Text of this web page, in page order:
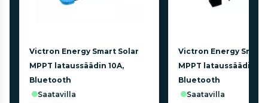
Victron Energy Smart Solar
MPPT lataussäädin 10A,
Bluetooth
saatavilla
Victron Energy Smart
MPPT lataussäädin
Bluetooth
saatavilla